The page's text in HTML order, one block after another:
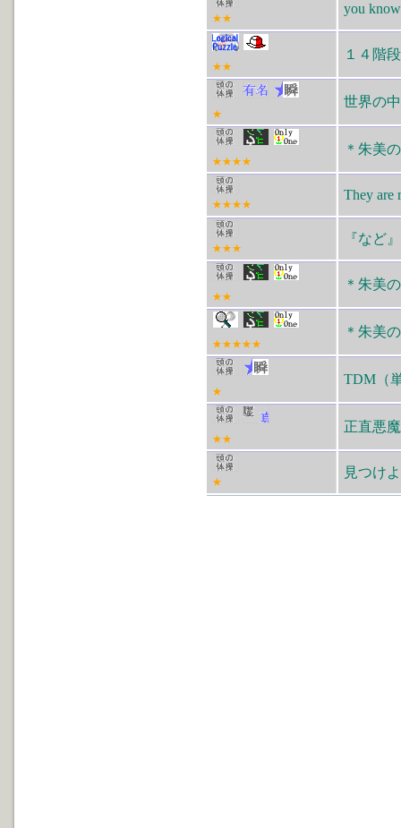
★★
you
★★
１４階段
★
世界の
★★★★
＊朱美
★★★★
They are
★★★
『など
★★
＊朱美
★★★★★
＊朱美
★
TDM（
★★
正直悪
★
見つけ